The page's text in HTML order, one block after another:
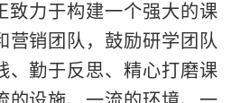
致力于构建一个强大的课
营销团队，鼓励研学团队
、勤于反思、精心打磨课